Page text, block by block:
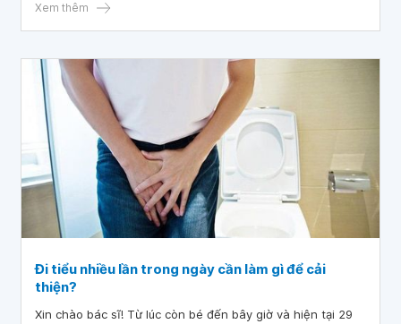
Xem thêm
Đi tiểu nhiều lần trong ngày cần làm gì để cải
thiện?
Xin chào bác sĩ! Từ lúc còn bé đến bây giờ và hiện tại 29